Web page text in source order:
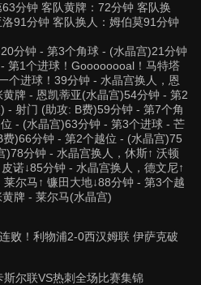
分钟 客队黄牌：72分钟 客队换
91分钟 客队换人：姆伯莫91分钟
分钟 - 第3个角球 - (水晶宫)21分钟
第1个进球！Goooooooal！马特塔
个进球！39分钟 - 水晶宫换人，恩
牌 - 恩凯蒂亚(水晶宫)54分钟 - 第2
- 射门 (助攻: B费)59分钟 - 第7个角
- (水晶宫)63分钟 - 第3个进球 - 芒
)66分钟 - 第2个越位 - (水晶宫)75
分钟 - 水晶宫换人，休斯↑ 沃顿
诺↓85分钟 - 水晶宫换人，德文尼↑
尔马↑ 镰田大地↓88分钟 - 第3个越
牌 - 莱尔马(水晶宫)
败！利物浦2-0西汉姆联 伊萨克破
尔联VS热刺全场比赛集锦